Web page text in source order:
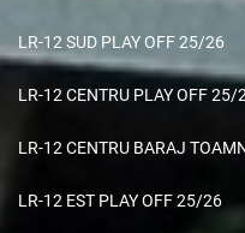
LR-12 SUD PLAY OFF 25/26
LR-12 CENTRU PLAY OFF 25/
LR-12 CENTRU BARAJ
LR-12 EST PLAY OFF 25/26